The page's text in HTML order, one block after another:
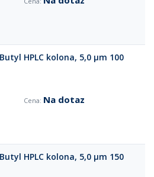
HPLC kolona, 5,0 µm 100
Na dotaz
HPLC kolona, 5,0 µm 150